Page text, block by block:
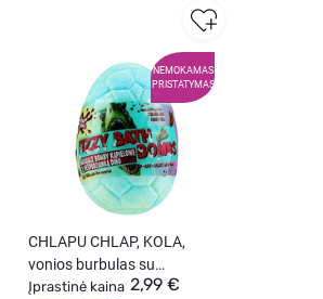
NEMOKAMAS
PRISTATYMAS
CHLAPU CHLAP, KOLA,
vonios burbulas su
staigmena viduje, 1 vnt.
Įprastinė kaina 2,99 €